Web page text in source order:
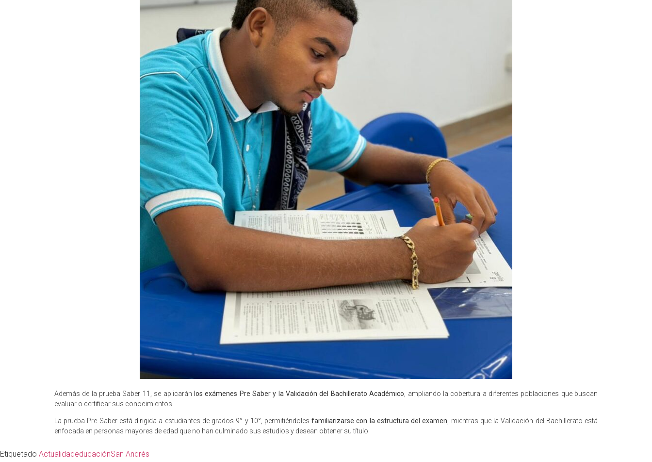
Además de la prueba Saber 11, se aplicarán los exámenes Pre Saber y la Validación del Bachillerato Académico , ampliando la cobertura a diferentes poblaciones que buscan
evaluar o certificar sus conocimientos.
La prueba Pre Saber está dirigida a estudiantes de grados 9° y 10°, permitiéndolesfamiliarizarse con la estructura del examen, mientras que la Validación del Bachillerato está
enfocada en personas mayores de edad que no han culminado sus estudios y desean obtener su título.
Etiquetado ActualidadeducaciónSan Andrés